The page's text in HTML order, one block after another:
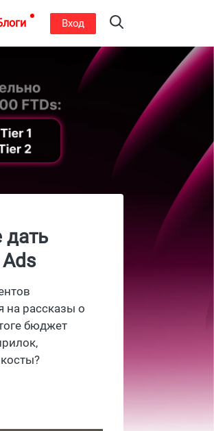
Вход
на рассказы о
бюджет